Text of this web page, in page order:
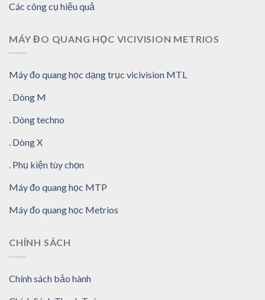
Các công cụ hiệu quả
MÁY ĐO QUANG HỌC VICIVISION METRIOS
Máy đo quang học dạng trục vicivision MTL
. Dòng M
. Dòng techno
. Dòng X
. Phụ kiện tùy chọn
Máy đo quang học MTP
Máy đo quang học Metrios
CHÍNH SÁCH
Chính sách bảo hành